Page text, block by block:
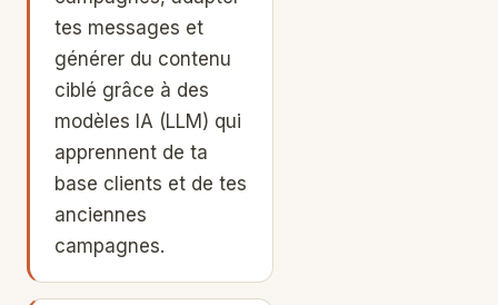
tes messages et
générer du contenu
ciblé grâce à des
modèles IA (LLM) qui
apprennent de ta
base clients et de tes
anciennes
campagnes.